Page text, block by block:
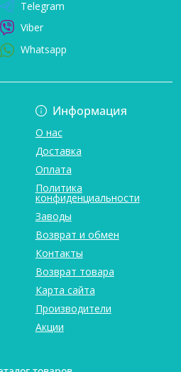
Информация
О нас
Доставка
Оплата
Политика
конфиденциальности
Заводы
Возврат и обмен
Контакты
Возврат товара
Карта сайта
Производители
Акции
Telegram
Viber
Whatsapp